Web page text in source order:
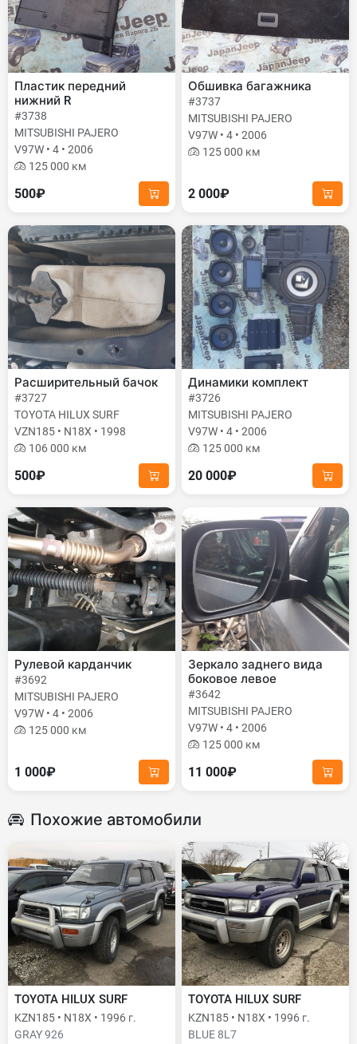
Пластик передний
нижний R
#3738
MITSUBISHI PAJERO
V97W • 4 • 2006
125 000 км
500₽
Обшивка багажника
#3737
MITSUBISHI PAJERO
V97W • 4 • 2006
125 000 км
2 000₽
Расширительный бачок
#3727
TOYOTA HILUX SURF
VZN185 • N18X • 1998
106 000 км
500₽
Динамики комплект
#3726
MITSUBISHI PAJERO
V97W • 4 • 2006
125 000 км
20 000₽
Рулевой карданчик
#3692
MITSUBISHI PAJERO
V97W • 4 • 2006
125 000 км
1 000₽
Зеркало заднего вида
боковое левое
#3642
MITSUBISHI PAJERO
V97W • 4 • 2006
125 000 км
11 000₽
Похожие автомобили
TOYOTA HILUX SURF
KZN185 • N18X • 1996 г.
GRAY 926
TOYOTA HILUX SURF
KZN185 • N18X • 1996 г.
BLUE 8L7